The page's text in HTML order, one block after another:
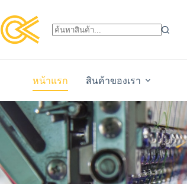
หน้าแรก สินค้าของเรา